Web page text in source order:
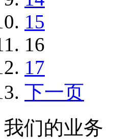
15
16
17
下一页
我们的业务